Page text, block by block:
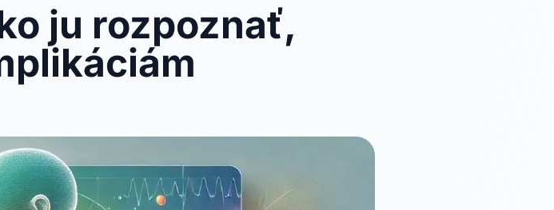
ju rozpoznať,